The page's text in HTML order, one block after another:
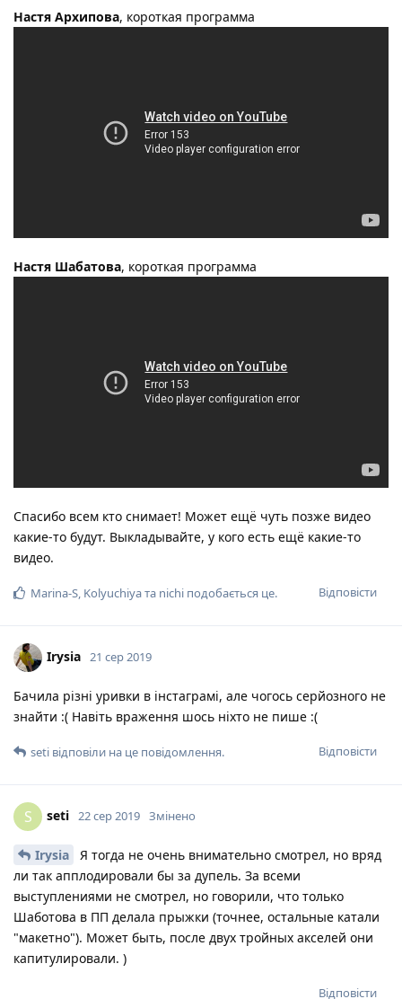
Настя Архипова, короткая программа
Настя Шабатова, короткая программа
Спасибо всем кто снимает! Может ещё чуть позже видео
какие-то будут. Выкладывайте, у кого есть ещё какие-то
видео.
Відповісти
Marina-S, Kolyuchiyaта nichi подобається це.
Irysia 21 сер 2019
Бачила різні уривки в інстаграмі, але чогось серйозного не
знайти :( Навіть враження шось ніхто не пише :(
Відповісти
seti відповіли на це повідомлення.
S seti 22 сер 2019 Змінено
Irysia
Я тогда не очень внимательно смотрел, но вряд
ли так апплодировали бы за дупель. За всеми
выступлениями не смотрел, но говорили, что только
Шаботова в ПП делала прыжки (точнее, остальные катали
"макетно"). Может быть, после двух тройных акселей они
капитулировали. )
Відповісти